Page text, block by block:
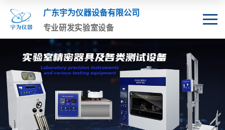
广东宇为仪器设备有限公司
专业研发实验室设备